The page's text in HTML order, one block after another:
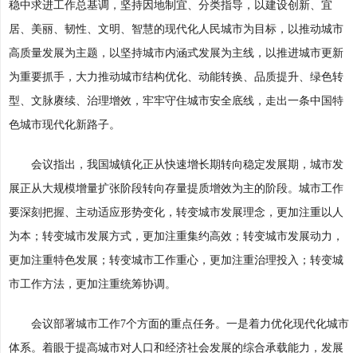
稳中求进工作总基调，坚持因地制宜、分类指导，以建设创新、宜
居、美丽、韧性、文明、智慧的现代化人民城市为目标，以推动城市
高质量发展为主题，以坚持城市内涵式发展为主线，以推进城市更新
为重要抓手，大力推动城市结构优化、动能转换、品质提升、绿色转
型、文脉赓续、治理增效，牢牢守住城市安全底线，走出一条中国特
色城市现代化新路子。
会议指出，我国城镇化正从快速增长期转向稳定发展期，城市发
展正从大规模增量扩张阶段转向存量提质增效为主的阶段。城市工作
要深刻把握、主动适应形势变化，转变城市发展理念，更加注重以人
为本；转变城市发展方式，更加注重集约高效；转变城市发展动力，
更加注重特色发展；转变城市工作重心，更加注重治理投入；转变城
市工作方法，更加注重统筹协调。
会议部署城市工作7个方面的重点任务。一是着力优化现代化城市
体系。着眼于提高城市对人口和经济社会发展的综合承载能力，发展